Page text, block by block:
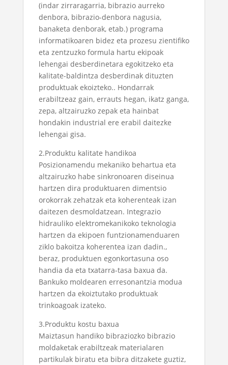
(indar zirraragarria, bibrazio aurreko
denbora, bibrazio-denbora nagusia,
banaketa denborak, etab.) programa
informatikoaren bidez eta prozesu zientifiko
eta zentzuzko formula hartu ekipoak
lehengai desberdinetara egokitzeko eta
kalitate-baldintza desberdinak dituzten
produktuak ekoizteko.. Hondarrak
erabiltzeaz gain, errauts hegan, ikatz ganga,
zepa, altzairuzko zepak eta hainbat
hondakin industrial ere erabil daitezke
lehengai gisa.
2.Produktu kalitate handikoa
Posizionamendu mekaniko behartua eta
altzairuzko habe sinkronoaren diseinua
hartzen dira produktuaren dimentsio
orokorrak zehatzak eta koherenteak izan
daitezen desmoldatzean. Integrazio
hidrauliko elektromekanikoko teknologia
hartzen da ekipoen funtzionamenduaren
ziklo bakoitza koherentea izan dadin.,
beraz, produktuen egonkortasuna oso
handia da eta txatarra-tasa baxua da.
Bankuko moldearen erresonantzia modua
hartzen da ekoiztutako produktuak
trinkoagoak izateko.
3.Produktu kostu baxua
Maiztasun handiko bibraziozko bibrazio
moldaketak erabiltzeak materialaren
partikulak biratu eta bibra ditzakete guztiz,